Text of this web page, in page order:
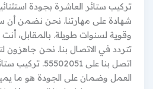
تركيب ستائر العاشرة بجودة
شهادة على مهارتنا. نحن نضمن أن
وقوية لسنوات طويلة. بالمقابل، أنت
تتردد في الاتصال بنا. نحن جاهزون
اتصل بنا على
العمل وضمان على الجودة هو ما